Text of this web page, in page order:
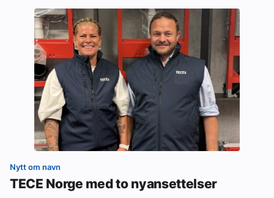
Nytt om navn
TECE Norge med to nyansettelser